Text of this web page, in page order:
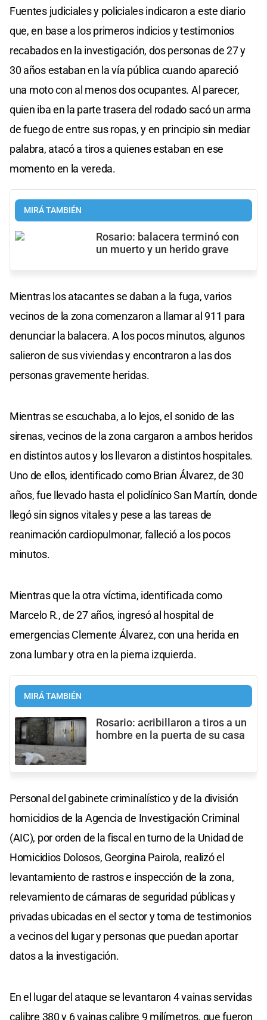
Fuentes judiciales y policiales indicaron a este diario
que, en base a los primeros indicios y testimonios
recabados en la investigación, dos personas de 27 y
30 años estaban en la vía pública cuando apareció
una moto con al menos dos ocupantes. Al parecer,
quien iba en la parte trasera del rodado sacó un arma
de fuego de entre sus ropas, y en principio sin mediar
palabra, atacó a tiros a quienes estaban en ese
momento en la vereda.
MIRÁ TAMBIÉN
Rosario: balacera terminó con
un muerto y un herido grave
Mientras los atacantes se daban a la fuga, varios
vecinos de la zona comenzaron a llamar al 911 para
denunciar la balacera. A los pocos minutos, algunos
salieron de sus viviendas y encontraron a las dos
personas gravemente heridas.
Mientras se escuchaba, a lo lejos, el sonido de las
sirenas, vecinos de la zona cargaron a ambos heridos
en distintos autos y los llevaron a distintos hospitales.
Uno de ellos, identificado como Brian Álvarez, de 30
años, fue llevado hasta el policlínico San Martín, donde
llegó sin signos vitales y pese a las tareas de
reanimación cardiopulmonar, falleció a los pocos
minutos.
Mientras que la otra víctima, identificada como
Marcelo R., de 27 años, ingresó al hospital de
emergencias Clemente Álvarez, con una herida en
zona lumbar y otra en la pierna izquierda.
MIRÁ TAMBIÉN
Rosario: acribillaron a tiros a un
hombre en la puerta de su casa
Personal del gabinete criminalístico y de la división
homicidios de la Agencia de Investigación Criminal
(AIC), por orden de la fiscal en turno de la Unidad de
Homicidios Dolosos, Georgina Pairola, realizó el
levantamiento de rastros e inspección de la zona,
relevamiento de cámaras de seguridad públicas y
privadas ubicadas en el sector y toma de testimonios
a vecinos del lugar y personas que puedan aportar
datos a la investigación.
En el lugar del ataque se levantaron 4 vainas servidas
calibre 380 y 6 vainas calibre 9 milímetros, que fueron